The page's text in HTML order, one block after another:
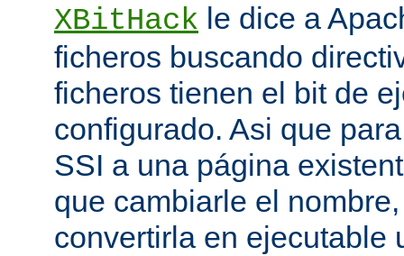
XBitHack le dice a
ficheros buscando
ficheros tienen el bit de
configurado. Asi que
SSI a una página
que cambiarle el
convertirla en ejecutable